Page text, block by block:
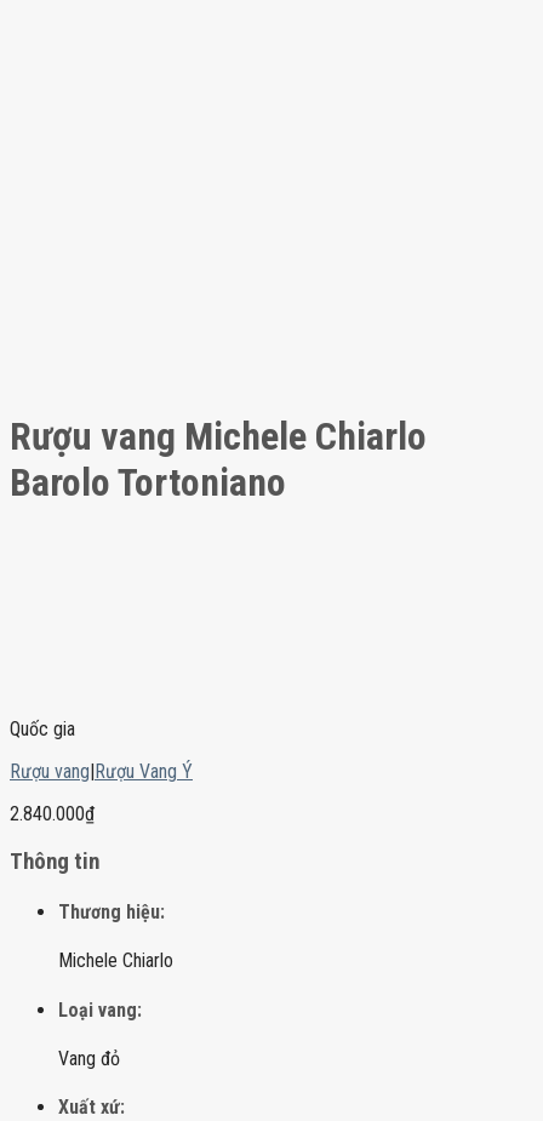
Rượu vang Michele Chiarlo
Barolo Tortoniano
Quốc gia
Rượu vang|Rượu Vang Ý
2.840.000₫
Thông tin
Thương hiệu:
Michele Chiarlo
Loại vang:
Vang đỏ
Xuất xứ: